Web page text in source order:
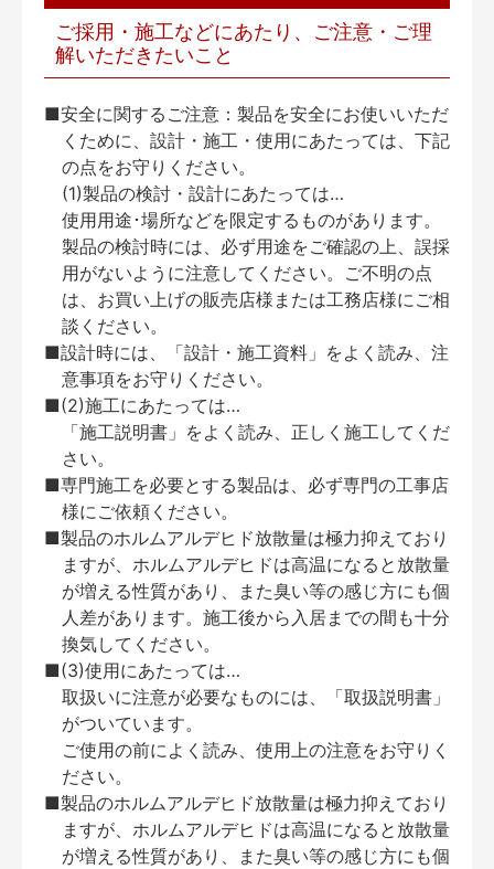
ご採用・施工などにあたり、ご注意・ご理
解いただきたいこと
■安全に関するご注意：製品を安全にお使いいただ
くために、設計・施工・使用にあたっては、下記
の点をお守りください。
(1)製品の検討・設計にあたっては…
使用用途･場所などを限定するものがあります。
製品の検討時には、必ず用途をご確認の上、誤採
用がないように注意してください。ご不明の点
は、お買い上げの販売店様または工務店様にご相
談ください。
■設計時には、「設計・施工資料」をよく読み、注
意事項をお守りください。
■(2)施工にあたっては…
「施工説明書」をよく読み、正しく施工してくだ
さい。
■専門施工を必要とする製品は、必ず専門の工事店
様にご依頼ください。
■製品のホルムアルデヒド放散量は極力抑えており
ますが、ホルムアルデヒドは高温になると放散量
が増える性質があり、また臭い等の感じ方にも個
人差があります。施工後から入居までの間も十分
換気してください。
■(3)使用にあたっては…
取扱いに注意が必要なものには、「取扱説明書」
がついています。
ご使用の前によく読み、使用上の注意をお守りく
ださい。
■製品のホルムアルデヒド放散量は極力抑えており
ますが、ホルムアルデヒドは高温になると放散量
が増える性質があり、また臭い等の感じ方にも個